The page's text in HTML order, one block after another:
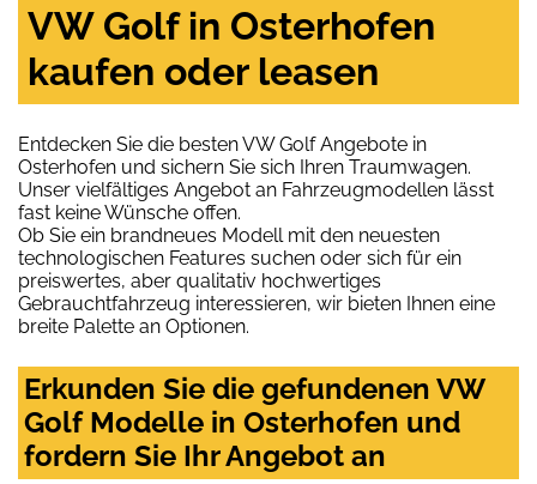
VW Golf in Osterhofen
kaufen oder leasen
Entdecken Sie die besten VW Golf Angebote in
Osterhofen und sichern Sie sich Ihren Traumwagen.
Unser vielfältiges Angebot an Fahrzeugmodellen lässt
fast keine Wünsche offen.
Ob Sie ein brandneues Modell mit den neuesten
technologischen Features suchen oder sich für ein
preiswertes, aber qualitativ hochwertiges
Gebrauchtfahrzeug interessieren, wir bieten Ihnen eine
breite Palette an Optionen.
Erkunden Sie die gefundenen VW
Golf Modelle in Osterhofen und
fordern Sie Ihr Angebot an